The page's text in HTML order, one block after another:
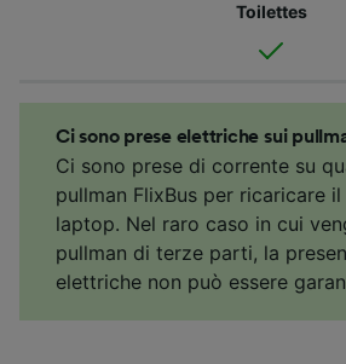
Toilettes
Ci sono prese elettriche sui
Ci sono prese di corrente su
pullman FlixBus per ricaricare
laptop. Nel raro caso in cui
pullman di terze parti, la
elettriche non può essere